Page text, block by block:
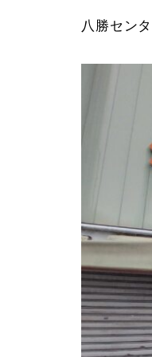
八勝セン